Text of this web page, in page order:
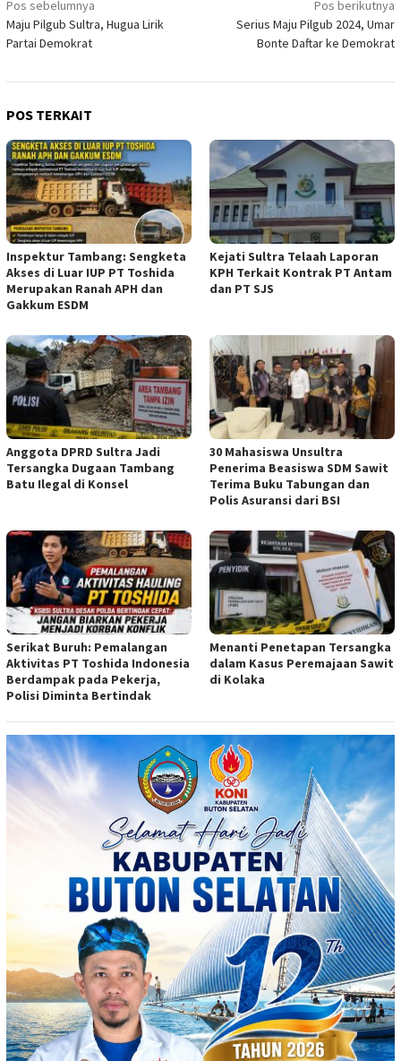
Navigasi
pos
Pos sebelumnya
Maju Pilgub Sultra, Hugua Lirik
Partai Demokrat
Pos berikutnya
Serius Maju Pilgub 2024, Umar
Bonte Daftar ke Demokrat
POS TERKAIT
Inspektur Tambang: Sengketa
Akses di Luar IUP PT Toshida
Merupakan Ranah APH dan
Gakkum ESDM
Kejati Sultra Telaah Laporan
KPH Terkait Kontrak PT Antam
dan PT SJS
Anggota DPRD Sultra Jadi
Tersangka Dugaan Tambang
Batu Ilegal di Konsel
30 Mahasiswa Unsultra
Penerima Beasiswa SDM Sawit
Terima Buku Tabungan dan
Polis Asuransi dari BSI
Serikat Buruh: Pemalangan
Aktivitas PT Toshida Indonesia
Berdampak pada Pekerja,
Polisi Diminta Bertindak
Menanti Penetapan Tersangka
dalam Kasus Peremajaan Sawit
di Kolaka